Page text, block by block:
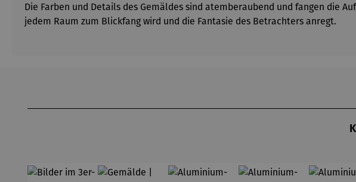
Die Farben und Details des Gemäldes sind atemberaubend und fangen die
jedem Raum zum Blickfang wird und die Fantasie des Betrachters anregt.